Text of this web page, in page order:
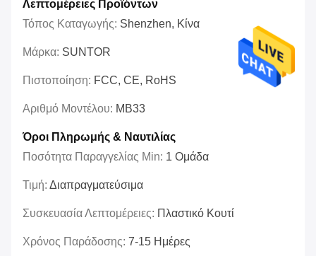
Λεπτομέρειες Προϊόντων
Τόπος Καταγωγής: Shenzhen, Κίνα
Μάρκα: SUNTOR
Πιστοποίηση: FCC, CE, RoHS
Αριθμό Μοντέλου: MB33
Όροι Πληρωμής & Ναυτιλίας
Ποσότητα Παραγγελίας Min: 1 Ομάδα
Τιμή: Διαπραγματεύσιμα
Συσκευασία Λεπτομέρειες: Πλαστικό Κουτί
Χρόνος Παράδοσης: 7-15 Ημέρες